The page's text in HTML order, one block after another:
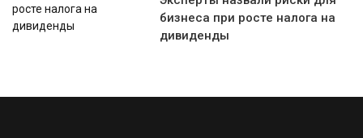
бизнеса при росте налога на
дивиденды